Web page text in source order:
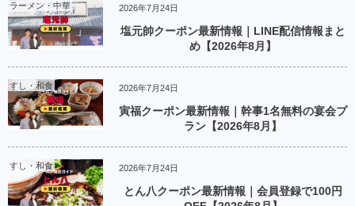
ラーメン・中華 2026年7月24日
塩元帥クーポン最新情報｜LINE配信情報まと
め【2026年8月】
すし・和食 2026年7月24日
寅福クーポン最新情報｜幹事1名無料の宴会プ
ラン【2026年8月】
すし・和食 2026年7月24日
とん八クーポン最新情報｜会員登録で100円